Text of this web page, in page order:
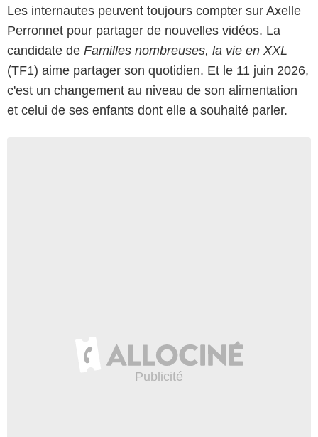
Les internautes peuvent toujours compter sur Axelle
Perronnet pour partager de nouvelles vidéos. La
candidate de Familles nombreuses, la vie en XXL
(TF1) aime partager son quotidien. Et le 11 juin 2026,
c'est un changement au niveau de son alimentation
et celui de ses enfants dont elle a souhaité parler.